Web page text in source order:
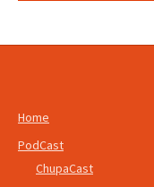
Home
PodCast
ChupaCast